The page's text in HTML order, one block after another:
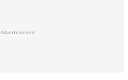
Advertisement